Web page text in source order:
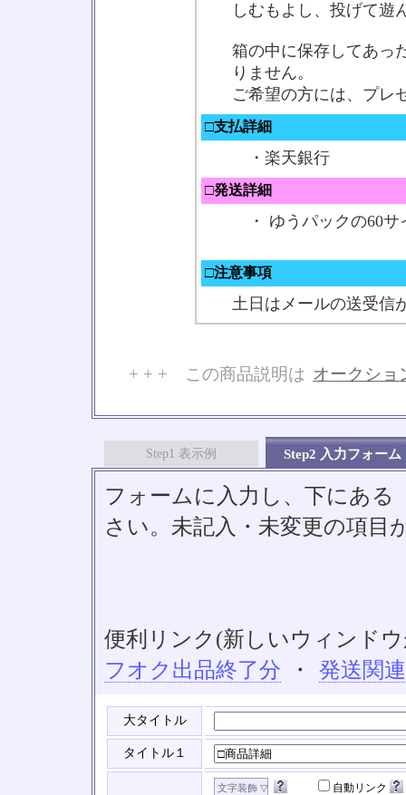
しむもよし、投げて遊
箱の中に保存してあっ
りません。
ご希望の方には、プレ
□支払詳細
・楽天銀行
□発送詳細
・ ゆうパックの60サ
□注意事項
土日はメールの送受信
+ + + この商品説明は オークショ
Step1 表示例 Step2 入力フォーム
フォームに入力し、下にあ
さい。未記入・未変更の項目
便利リンク(新しいウィンド
フオク出品終了分
・ 発送関
大タイトル
タイトル１
自動リンク